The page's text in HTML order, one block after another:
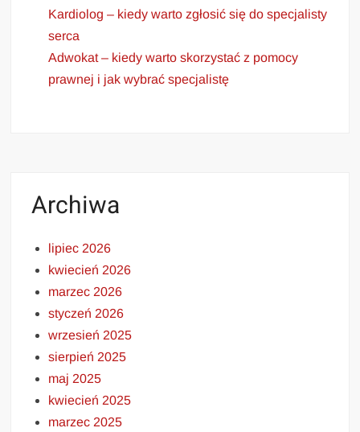
Kardiolog – kiedy warto zgłosić się do specjalisty
serca
Adwokat – kiedy warto skorzystać z pomocy
prawnej i jak wybrać specjalistę
Archiwa
lipiec 2026
kwiecień 2026
marzec 2026
styczeń 2026
wrzesień 2025
sierpień 2025
maj 2025
kwiecień 2025
marzec 2025